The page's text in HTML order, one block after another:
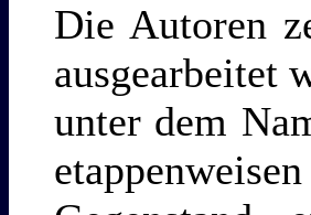
Die Autoren
ausgearbeitet
unter dem